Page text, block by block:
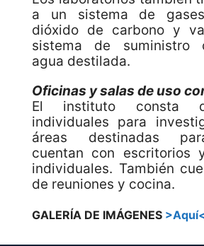
a un sistema de
dióxido de carbono y
sistema de suministro
agua destilada.
Oficinas y salas de uso
El instituto consta
individuales para
áreas destinadas
cuentan con escritorios
individuales. También
de reuniones y cocina.
GALERÍA DE IMÁGENES